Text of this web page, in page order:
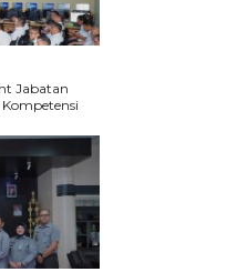
Jabatan